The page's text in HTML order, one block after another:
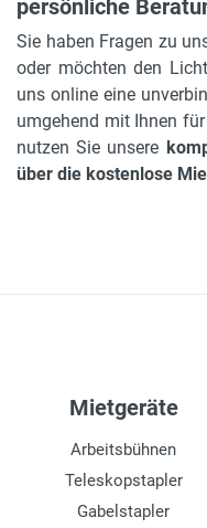
persönliche
Sie haben Fragen zu
oder möchten den
uns online eine
umgehend mit Ihnen
nutzen Sie unsere
über die kostenlose
Mietgeräte
Arbeitsbühnen
Teleskopstapler
Gabelstapler